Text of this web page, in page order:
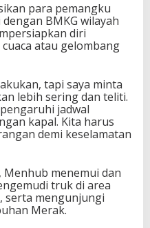
para pemangku
BMKG wilayah
diri
atau gelombang
tapi saya minta
lebih sering dan teliti.
jadwal
kapal. Kita harus
demi keselamatan
menemui dan
truk di area
serta mengunjungi
Merak.